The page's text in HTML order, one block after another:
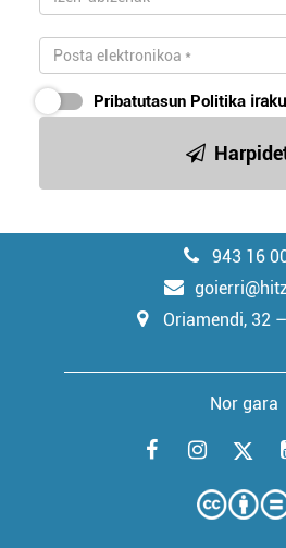
Pribatutasun Politika
943 16
Oriamendi, 32
Nor gara